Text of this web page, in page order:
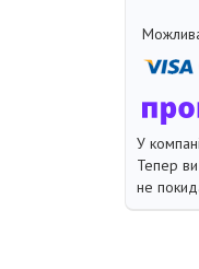
У
Тепер
не